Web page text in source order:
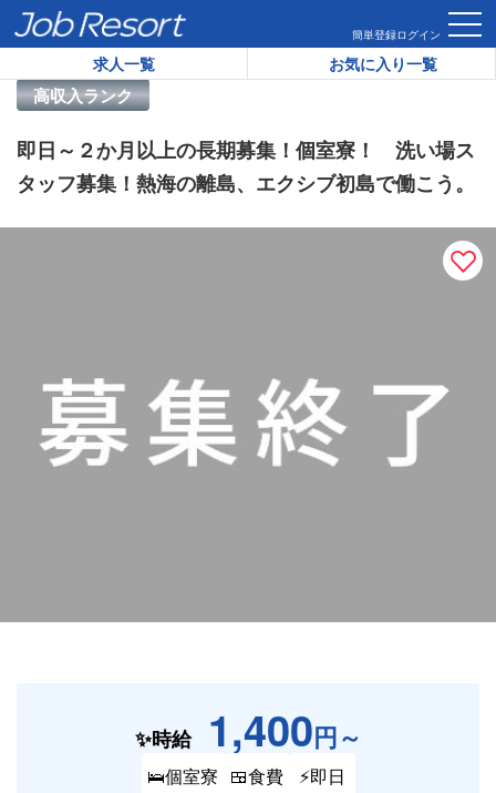
簡単登録ログイン
求人一覧 お気に入り一覧
HOME 求人一覧 即日～２か月以上の長期募集！個室寮！ 洗
高収入ランク
リゾートバイト求人番号：
即日～２か月以上の長期募集！個室寮！ 洗い場ス
タッフ募集！熱海の離島、エクシブ初島で働こう。
✨時給 1,400円～
🛌個室寮 🍱食費
⚡即日